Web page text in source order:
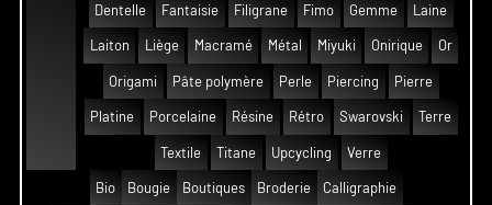
Dentelle Fantaisie Filigrane Fimo Gemme Laine
Laiton Liège Macramé Métal Miyuki Onirique Or
Origami Pâte polymère Perle Piercing Pierre
Platine Porcelaine Résine Rétro Swarovski Terre
Textile Titane Upcycling Verre
Bio Bougie Boutiques Broderie Calligraphie